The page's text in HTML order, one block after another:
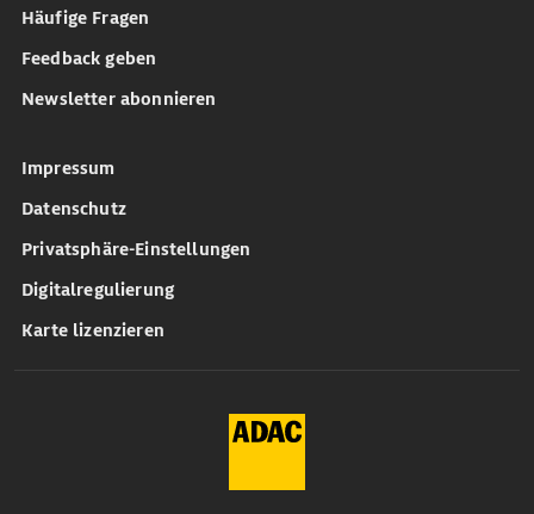
Häufige Fragen
Feedback geben
Newsletter abonnieren
Impressum
Datenschutz
Privatsphäre-Einstellungen
Digitalregulierung
Karte lizenzieren